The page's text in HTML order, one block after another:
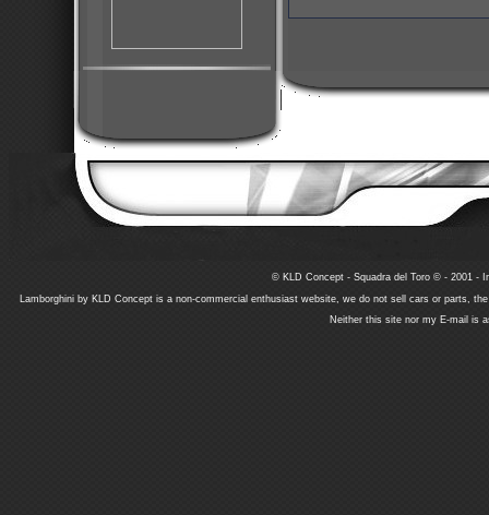
© KLD Concept - Squadra del Toro © - 2001 -
Lamborghini by KLD Concept is a non-commercial enthusiast website, we do not sell cars or parts,
Neither this site nor my E-mail is